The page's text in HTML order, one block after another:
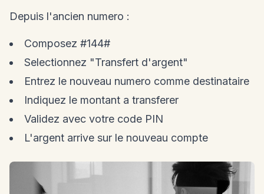
Depuis l'ancien numero :
Composez #144#
Selectionnez "Transfert d'argent"
Entrez le nouveau numero comme destinataire
Indiquez le montant a transferer
Validez avec votre code PIN
L'argent arrive sur le nouveau compte